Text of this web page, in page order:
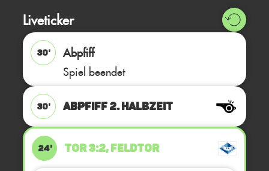
Liveticker
30'
Abpfiff
Spiel beendet
30' ABPFIFF 2. Halbzeit
24' TOR 3:2, FELDTOR